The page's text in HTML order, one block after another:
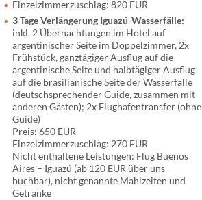
Einzelzimmerzuschlag: 820 EUR
3 Tage Verlängerung Iguazú-Wasserfälle:
inkl. 2 Übernachtungen im Hotel auf
argentinischer Seite im Doppelzimmer, 2x
Frühstück, ganztägiger Ausflug auf die
argentinische Seite und halbtägiger Ausflug
auf die brasilianische Seite der Wasserfälle
(deutschsprechender Guide, zusammen mit
anderen Gästen); 2x Flughafentransfer (ohne
Guide)
Preis: 650 EUR
Einzelzimmerzuschlag: 270 EUR
Nicht enthaltene Leistungen: Flug Buenos
Aires – Iguazú (ab 120 EUR über uns
buchbar), nicht genannte Mahlzeiten und
Getränke